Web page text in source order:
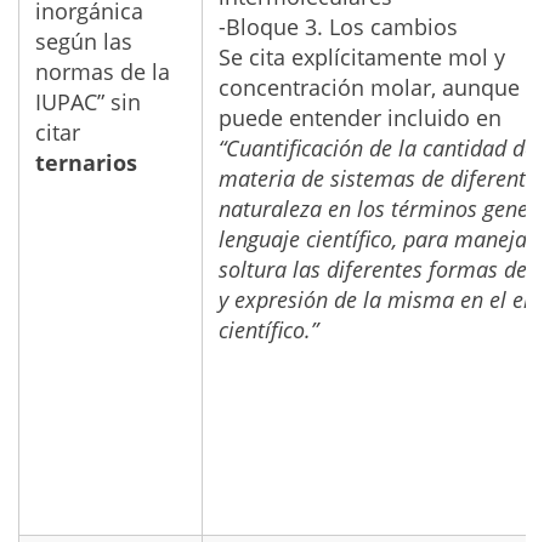
inorgánica
según las
normas de la
IUPAC” sin
citar
ternarios
-Bloque 3. Los cambios
Se cita explícitamente mol y
concentración molar, aunque
puede entender incluido en
“Cuantificación de la cantidad de
materia de sistemas de diferente
naturaleza en los términos
lenguaje científico, para manejar
soltura las diferentes formas de
y expresión de la misma en el
científico.”